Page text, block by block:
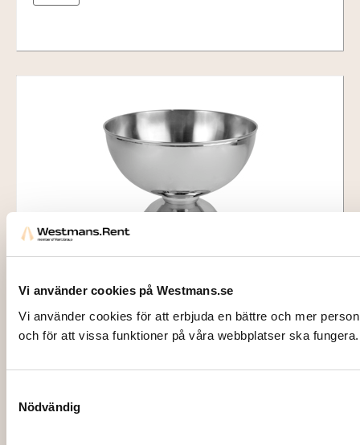
Vi använder cookies på Westmans.se
Vi använder cookies för att erbjuda en bättre och mer
och för att vissa funktioner på våra webbplatser ska fungera.
Nödvändig
CHAMPAGNEKYLARE/BÅLSKÅL krom
155,00kr
Lägg till i varukorg